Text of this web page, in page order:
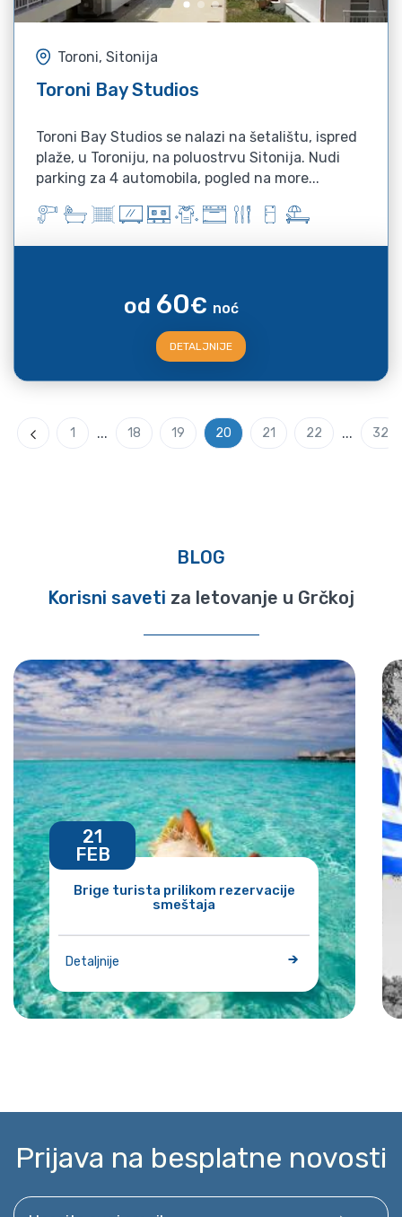
Toroni, Sitonija
Toroni Bay Studios
Toroni Bay Studios se nalazi na šetalištu, ispred
plaže, u Toroniju, na poluostrvu Sitonija. Nudi
parking za 4 automobila, pogled na more...
od 60€ noć
DETALJNIJE
Previous
1 ... 18 19 20 21 22 ... 32
BLOG
Korisni saveti za letovanje u Grčkoj
Brige turista prilikom rezervacije
smeštaja
Detaljnije
21
FEB
Prijava na besplatne novosti
Unesite svoj email